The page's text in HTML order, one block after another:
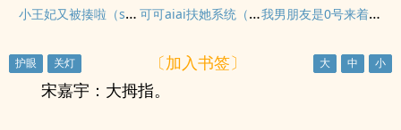
小王妃又被揍啦（sp/打pigu&剧情
可可aiai扶她系统（扶她女主vs女孩子） 我男朋友是0号来着【女攻】
〔加入书签〕
宋嘉宇：大拇指。